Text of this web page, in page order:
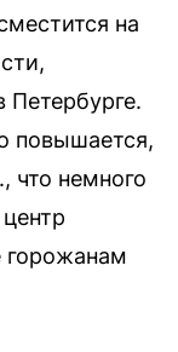
на
Петербурге.
повышается,
что немного